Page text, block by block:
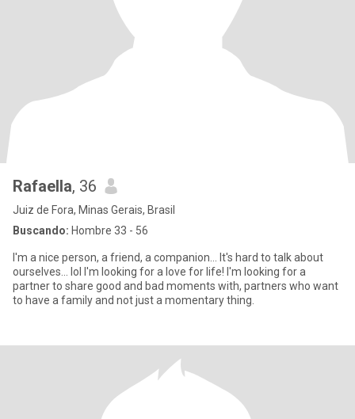
Rafaella, 36
Juiz de Fora, Minas Gerais, Brasil
Buscando: Hombre 33 - 56
I'm a nice person, a friend, a companion... It's hard to talk about
ourselves... lol I'm looking for a love for life! I'm looking for a
partner to share good and bad moments with, partners who want
to have a family and not just a momentary thing.